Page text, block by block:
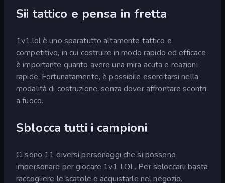
Sii tattico e pensa in fretta
1v1.lol è uno sparatutto altamente tattico e
competitivo, in cui costruire in modo rapido ed efficace
è importante quanto avere una mira acuta e reazioni
rapide. Fortunatamente, è possibile esercitarsi nella
modalità di costruzione, senza dover affrontare scontri
a fuoco.
Sblocca tutti i campioni
Ci sono 11 diversi personaggi che si possono
impersonare per giocare 1v1 LOL. Per sbloccarli basta
raccogliere le scatole e acquistarle nel negozio.